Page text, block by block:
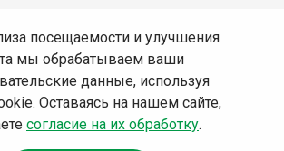
посещаемости и улучшения
мы обрабатываем ваши
данные, используя
Оставаясь на нашем сайте,
согласие на их обработку.